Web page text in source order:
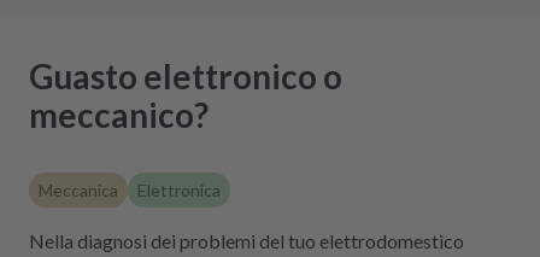
Guasto elettronico o
meccanico?
Meccanica Elettronica
Nella diagnosi dei problemi del tuo elettrodomestico